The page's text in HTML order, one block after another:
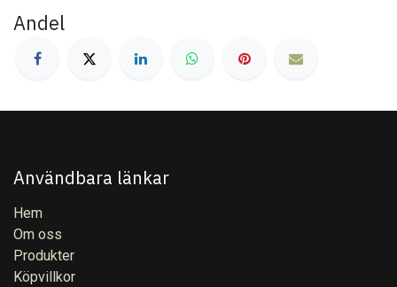
Andel
Användbara länkar
Hem
Om oss
Produkter
Köpvillkor